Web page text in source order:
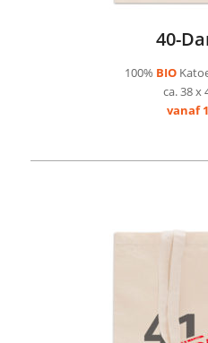
40-
100% BIO
ca. 38 x
vanaf